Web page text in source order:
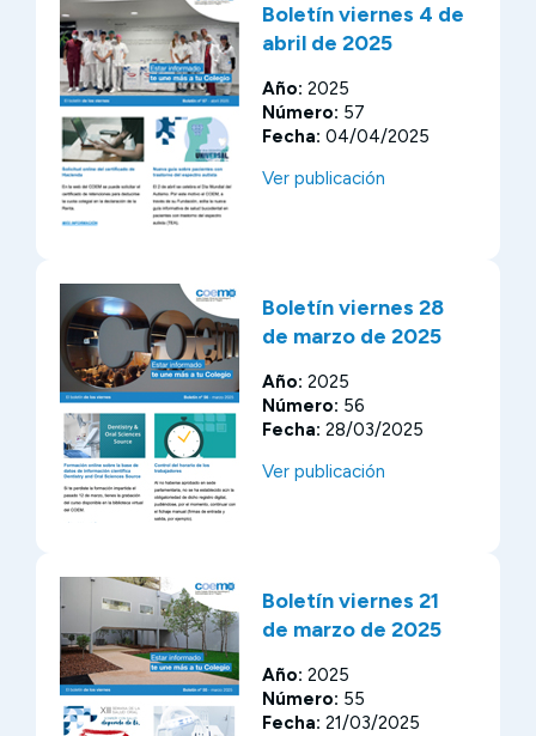
Boletín viernes 4 de
abril de 2025
Año: 2025
Número: 57
Fecha: 04/04/2025
Ver publicación
Boletín viernes 28
de marzo de 2025
Año: 2025
Número: 56
Fecha: 28/03/2025
Ver publicación
Boletín viernes 21
de marzo de 2025
Año: 2025
Número: 55
Fecha: 21/03/2025